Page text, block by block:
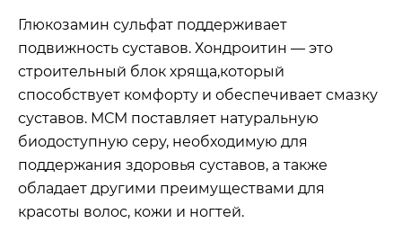
Глюкозамин сульфат поддерживает
подвижность суставов. Хондроитин — это
строительный блок хряща,который
способствует комфорту и обеспечивает смазку
суставов. МСМ поставляет натуральную
биодоступную серу, необходимую для
поддержания здоровья суставов, а также
обладает другими преимуществами для
красоты волос, кожи и ногтей.